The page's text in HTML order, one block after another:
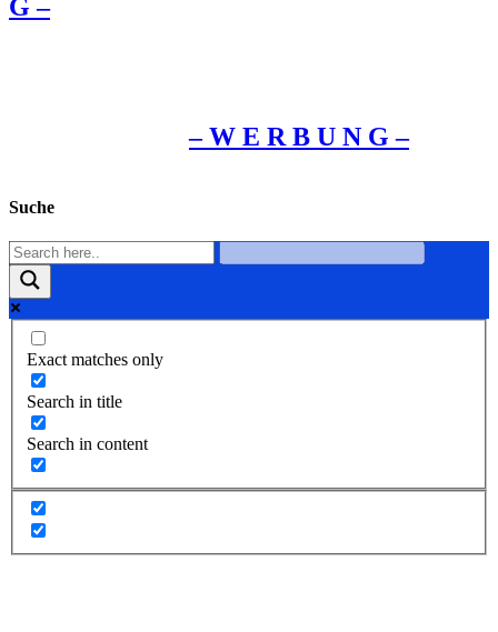
G –
– W Ε R Β U Ν G –
Suche
Exact matches only
Search in title
Search in content